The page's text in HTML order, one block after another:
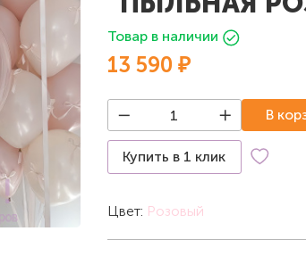
Товар в наличии
13 590 ₽
Купить в 1 клик
В
Цвет: Розовый